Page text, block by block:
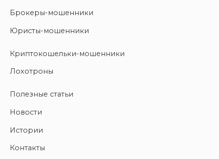
Брокеры-мошенники
Юристы-мошенники
Криптокошельки-мошенники
Лохотроны
Полезные статьи
Новости
Истории
Контакты